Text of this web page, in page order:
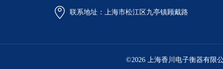
联系地址：上海市松江区九亭镇顾戴路
©2026 上海香川电子衡器有限